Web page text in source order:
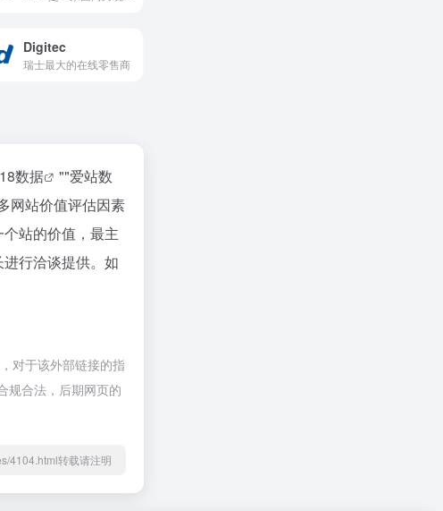
Digitec
瑞士最大的在线零售商
数据 ""爱站数
网站价值评估因素
站的价值，最主
行洽谈提供。如
对于该外部链接的指
规合法，后期网页的
4104.html转载请注明